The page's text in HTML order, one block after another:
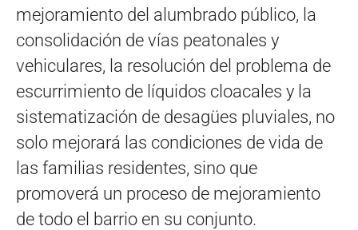
mejoramiento del alumbrado público, la
consolidación de vías peatonales y
vehiculares, la resolución del problema de
escurrimiento de líquidos cloacales y la
sistematización de desagües pluviales, no
solo mejorará las condiciones de vida de
las familias residentes, sino que
promoverá un proceso de mejoramiento
de todo el barrio en su conjunto.